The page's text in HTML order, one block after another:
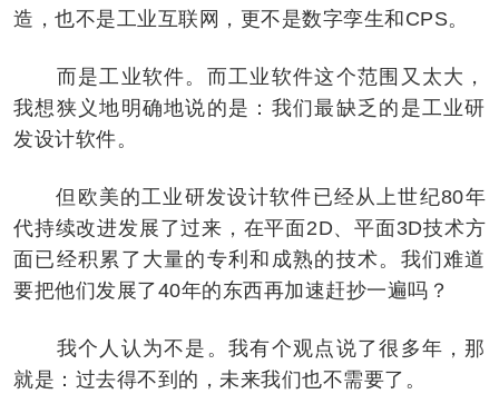
造，也不是工业互联网，更不是数字孪生和CPS。
而是工业软件。而工业软件这个范围又太大，
我想狭义地明确地说的是：我们最缺乏的是工业研
发设计软件。
但欧美的工业研发设计软件已经从上世纪80年
代持续改进发展了过来，在平面2D、平面3D技术方
面已经积累了大量的专利和成熟的技术。我们难道
要把他们发展了40年的东西再加速赶抄一遍吗？
我个人认为不是。我有个观点说了很多年，那
就是：过去得不到的，未来我们也不需要了。